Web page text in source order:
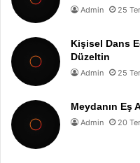
Admin 25
Kişisel Dans
Düzeltin
Admin 25
Meydanın Eş
Admin 20